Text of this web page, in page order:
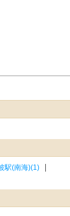
駅(南海)(1)